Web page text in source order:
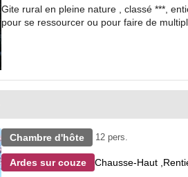
Gite rural en pleine nature , classé ***,
pour se ressourcer ou pour faire de
Chambre d'hôte 12 pers.
Ardes sur couze Chausse-Haut